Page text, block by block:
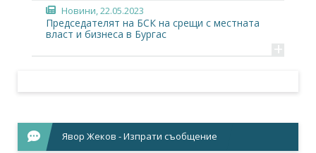
Новини, 22.05.2023
Председателят на БСК на срещи с местната
власт и бизнеса в Бургас
+
Явор Жеков - Изпрати съобщение